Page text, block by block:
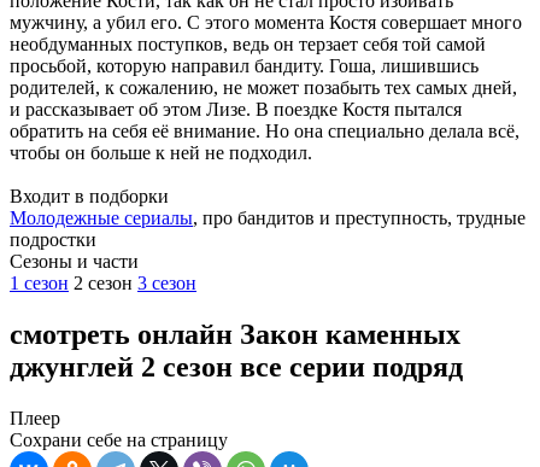
мужчину, а убил его. С этого момента Костя совершает много
необдуманных поступков, ведь он терзает себя той самой
просьбой, которую направил бандиту. Гоша, лишившись
родителей, к сожалению, не может позабыть тех самых дней,
и рассказывает об этом Лизе. В поездке Костя пытался
обратить на себя её внимание. Но она специально делала всё,
чтобы он больше к ней не подходил.
Входит в подборки
Молодежные сериалы, про бандитов и преступность, трудные
подростки
Cезоны и части
1 сезон 2 сезон 3 сезон
смотреть онлайн Закон каменных
джунглей 2 сезон все серии подряд
Плеер
Сохрани себе на страницу